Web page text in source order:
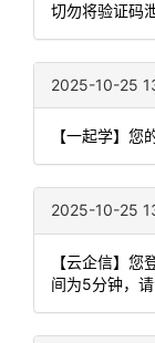
切勿将验证码
2025-10-25
【一起学】您
2025-10-25
【云企信】
间为5分钟，请